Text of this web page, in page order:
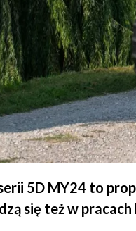
5D MY24 to
się też w